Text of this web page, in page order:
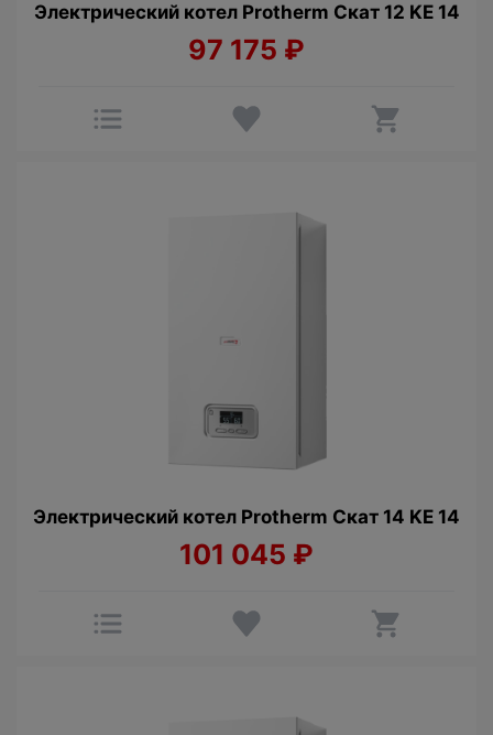
Электрический котел Protherm Cкат 12 KE 14
97 175 ₽
Электрический котел Protherm Cкат 14 KE 14
101 045 ₽